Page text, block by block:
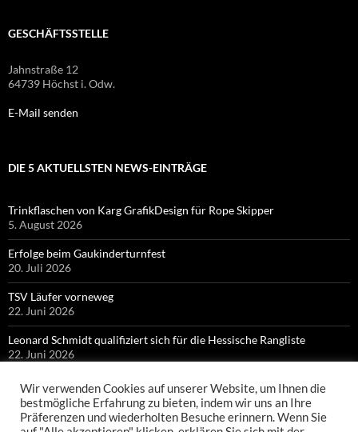
GESCHÄFTSSTELLE
Jahnstraße 12
64739 Höchst i. Odw.
E-Mail senden
DIE 5 AKTUELLSTEN NEWS-EINTRÄGE
Trinkflaschen von Karg GrafikDesign für Rope Skipper
5. August 2026
Erfolge beim Gaukinderturnfest
20. Juli 2026
TSV Läufer vorneweg
22. Juni 2026
Leonard Schmidt qualifiziert sich für die Hessische Rangliste
22. Juni 2026
Bronze für Colin Bischof bei Hessischen Meisterschaften
21. Juni 2026
Wir verwenden Cookies auf unserer Website, um Ihnen die
bestmögliche Erfahrung zu bieten, indem wir uns an Ihre
Präferenzen und wiederholten Besuche erinnern. Wenn Sie